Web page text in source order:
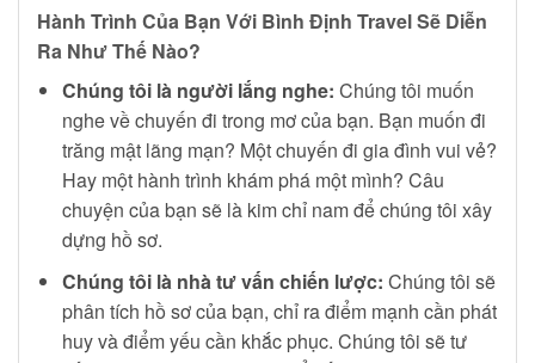
Hành Trình Của Bạn Với Bình Định Travel Sẽ Diễn
Ra Như Thế Nào?
Chúng tôi là người lắng nghe: Chúng tôi muốn
nghe về chuyến đi trong mơ của bạn. Bạn muốn đi
trăng mật lãng mạn? Một chuyến đi gia đình vui vẻ?
Hay một hành trình khám phá một mình? Câu
chuyện của bạn sẽ là kim chỉ nam để chúng tôi xây
dựng hồ sơ.
Chúng tôi là nhà tư vấn chiến lược: Chúng tôi sẽ
phân tích hồ sơ của bạn, chỉ ra điểm mạnh cần phát
huy và điểm yếu cần khắc phục. Chúng tôi sẽ tư